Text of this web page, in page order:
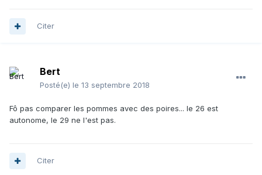
Citer
Bert
Posté(e) le 13 septembre 2018
Fô pas comparer les pommes avec des poires... le 26 est
autonome, le 29 ne l'est pas.
Citer